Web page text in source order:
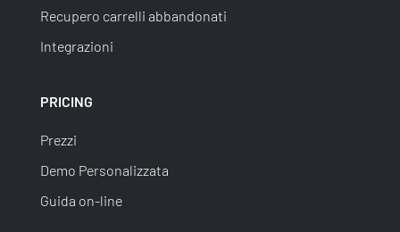
Recupero carrelli abbandonati
Integrazioni
PRICING
Prezzi
Demo Personalizzata
Guida on-line